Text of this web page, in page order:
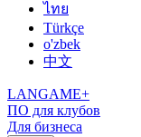
ไทย
Türkçe
o'zbek
中文
LANGAME+
ПО для клубов
Для бизнеса